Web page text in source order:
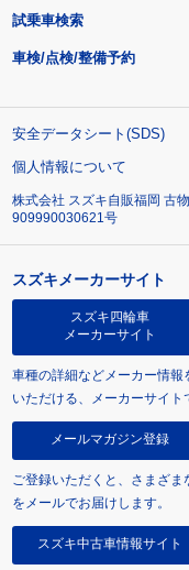
試乗車検索
車検/点検/整備予約
安全データシート(SDS)
個人情報について
株式会社 スズキ自販福岡 古
909990030621号
スズキメーカーサイト
スズキ四輪車
メーカーサイト
車種の詳細などメーカー情報
いただける、メーカーサイト
メールマガジン登録
ご登録いただくと、さまざま
をメールでお届けします。
スズキ中古車情報サイト